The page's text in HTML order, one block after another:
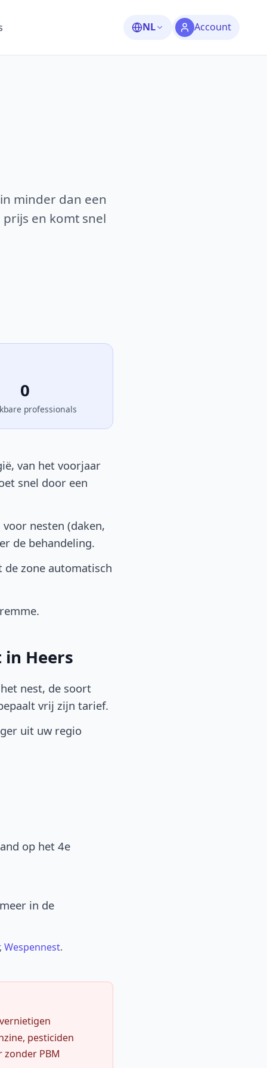
NL Account
minder dan een
en komt snel
0
professionals
van het voorjaar
snel door een
nesten (daken,
de behandeling.
zone automatisch
Heers
nest, de soort
vrij zijn tarief.
uit uw regio
op het 4e
in de
, Wespennest.
pesticiden
PBM